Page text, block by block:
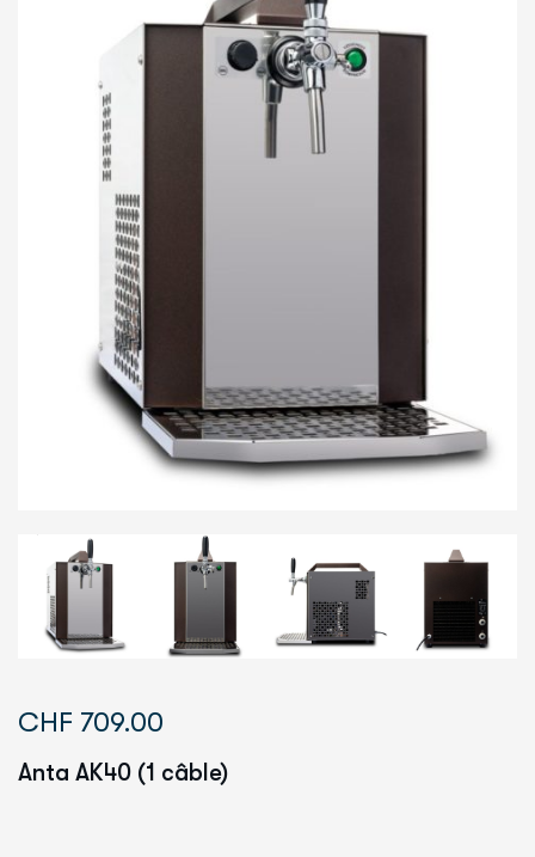
CHF 709.00
Anta AK40 (1 câble)